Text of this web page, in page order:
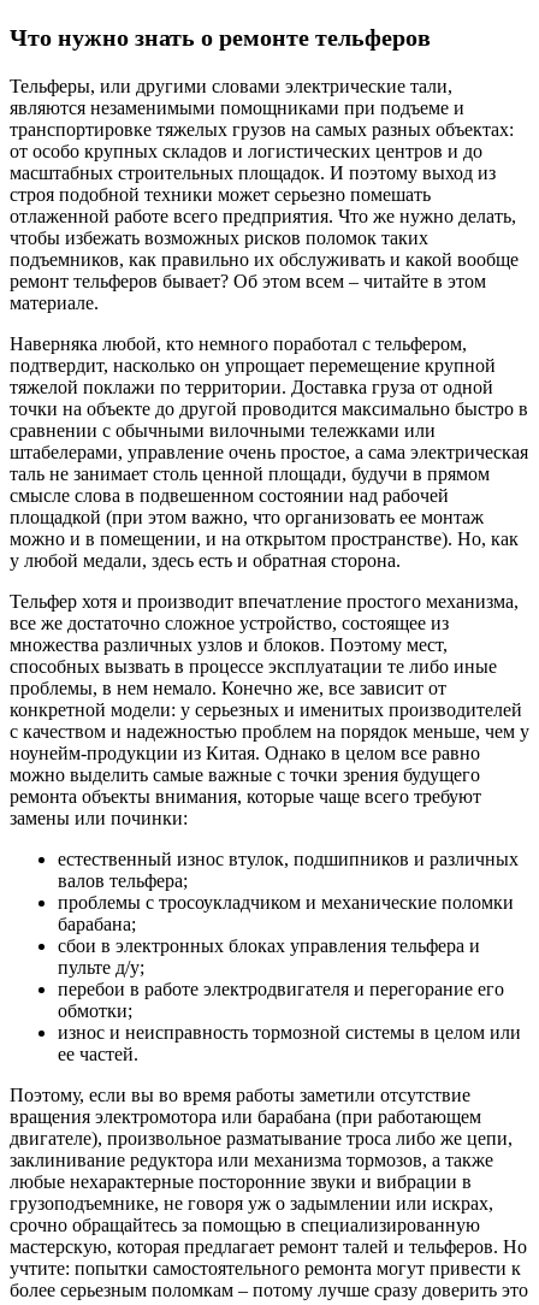
Что нужно знать о ремонте тельферов
Тельферы, или другими словами электрические тали,
являются незаменимыми помощниками при подъеме и
транспортировке тяжелых грузов на самых разных объектах:
от особо крупных складов и логистических центров и до
масштабных строительных площадок. И поэтому выход из
строя подобной техники может серьезно помешать
отлаженной работе всего предприятия. Что же нужно делать,
чтобы избежать возможных рисков поломок таких
подъемников, как правильно их обслуживать и какой вообще
ремонт тельферов бывает? Об этом всем – читайте в этом
материале.
Наверняка любой, кто немного поработал с тельфером,
подтвердит, насколько он упрощает перемещение крупной
тяжелой поклажи по территории. Доставка груза от одной
точки на объекте до другой проводится максимально быстро в
сравнении с обычными вилочными тележками или
штабелерами, управление очень простое, а сама электрическая
таль не занимает столь ценной площади, будучи в прямом
смысле слова в подвешенном состоянии над рабочей
площадкой (при этом важно, что организовать ее монтаж
можно и в помещении, и на открытом пространстве). Но, как
у любой медали, здесь есть и обратная сторона.
Тельфер хотя и производит впечатление простого механизма,
все же достаточно сложное устройство, состоящее из
множества различных узлов и блоков. Поэтому мест,
способных вызвать в процессе эксплуатации те либо иные
проблемы, в нем немало. Конечно же, все зависит от
конкретной модели: у серьезных и именитых производителей
с качеством и надежностью проблем на порядок меньше, чем у
ноунейм-продукции из Китая. Однако в целом все равно
можно выделить самые важные с точки зрения будущего
ремонта объекты внимания, которые чаще всего требуют
замены или починки:
естественный износ втулок, подшипников и различных
валов тельфера;
проблемы с тросоукладчиком и механические поломки
барабана;
сбои в электронных блоках управления тельфера и
пульте д/у;
перебои в работе электродвигателя и перегорание его
обмотки;
износ и неисправность тормозной системы в целом или
ее частей.
Поэтому, если вы во время работы заметили отсутствие
вращения электромотора или барабана (при работающем
двигателе), произвольное разматывание троса либо же цепи,
заклинивание редуктора или механизма тормозов, а также
любые нехарактерные посторонние звуки и вибрации в
грузоподъемнике, не говоря уж о задымлении или искрах,
срочно обращайтесь за помощью в специализированную
мастерскую, которая предлагает ремонт талей и тельферов. Но
учтите: попытки самостоятельного ремонта могут привести к
более серьезным поломкам – потому лучше сразу доверить это